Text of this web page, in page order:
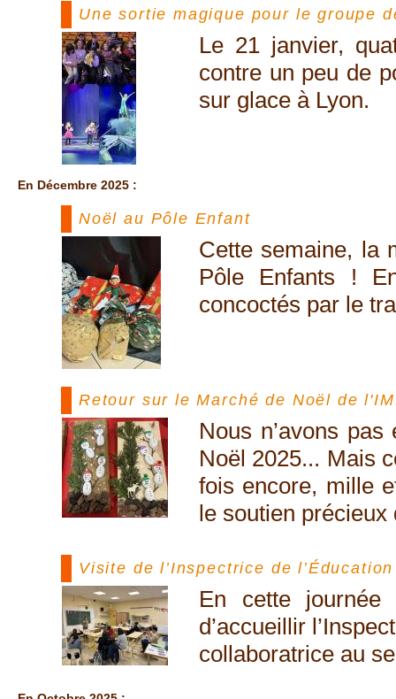
Une sortie magique pour le groupe
Le 21 janvier,
contre un peu de
sur glace à Lyon.
En Décembre 2025 :
Noël au Pôle Enfant
Cette semaine, la
Pôle Enfants !
concoctés par le
Retour sur le Marché de Noël de
Nous n’avons
Noël 2025... Mais
fois encore, mille
le soutien précieux
Visite de l’Inspectrice de
En cette
d’accueillir
collaboratrice au